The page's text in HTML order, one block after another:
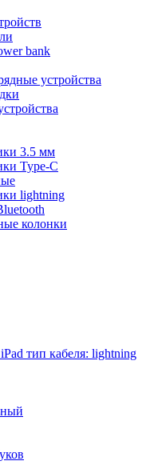
bank
устройства
3.5 мм
Type-C
lightning
колонки
тип кабеля: lightning